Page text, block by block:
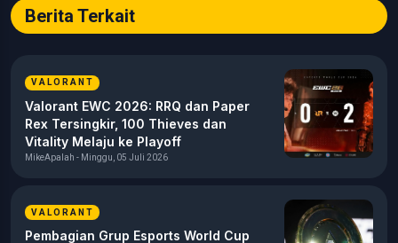
Berita Terkait
VALORANT
Valorant EWC 2026: RRQ dan Paper
Rex Tersingkir, 100 Thieves dan
Vitality Melaju ke Playoff
MikeApalah - Minggu, 05 Juli 2026
VALORANT
Pembagian Grup Esports World Cup